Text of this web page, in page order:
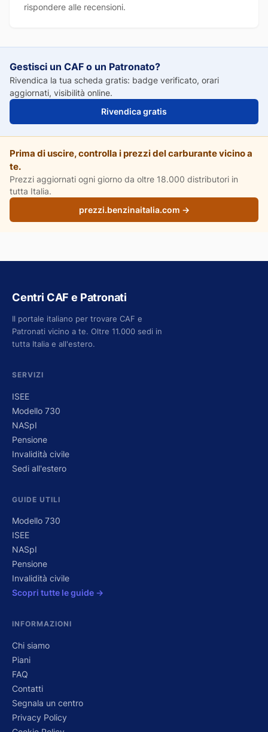
rispondere alle recensioni.
Gestisci un CAF o un Patronato?
Rivendica la tua scheda gratis: badge verificato, orari
aggiornati, visibilità online.
Rivendica gratis
Prima di uscire, controlla i prezzi del carburante vicino a
te.
Prezzi aggiornati ogni giorno da oltre 18.000 distributori in
tutta Italia.
prezzi.benzinaitalia.com →
Centri CAF e Patronati
Il portale italiano per trovare CAF e
Patronati vicino a te. Oltre 11.000 sedi in
tutta Italia e all'estero.
SERVIZI
ISEE
Modello 730
NASpI
Pensione
Invalidità civile
Sedi all'estero
GUIDE UTILI
Modello 730
ISEE
NASpI
Pensione
Invalidità civile
Scopri tutte le guide →
INFORMAZIONI
Chi siamo
Piani
FAQ
Contatti
Segnala un centro
Privacy Policy